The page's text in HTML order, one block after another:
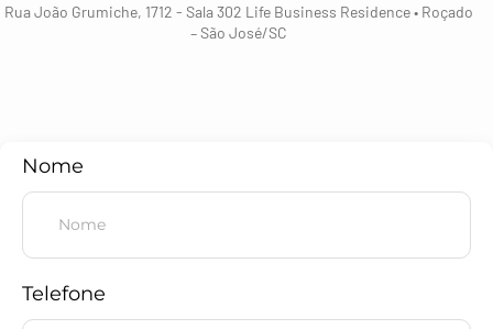
Nome
Telefone
Rua João Grumiche, 1712 - Sala 302 Life Business Residence • Roçado
– São José/SC